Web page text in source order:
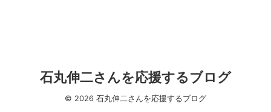
石丸伸二さんを応援するブログ
© 2026 石丸伸二さんを応援するブログ